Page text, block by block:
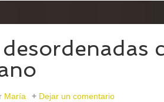
María Dejar un comentario